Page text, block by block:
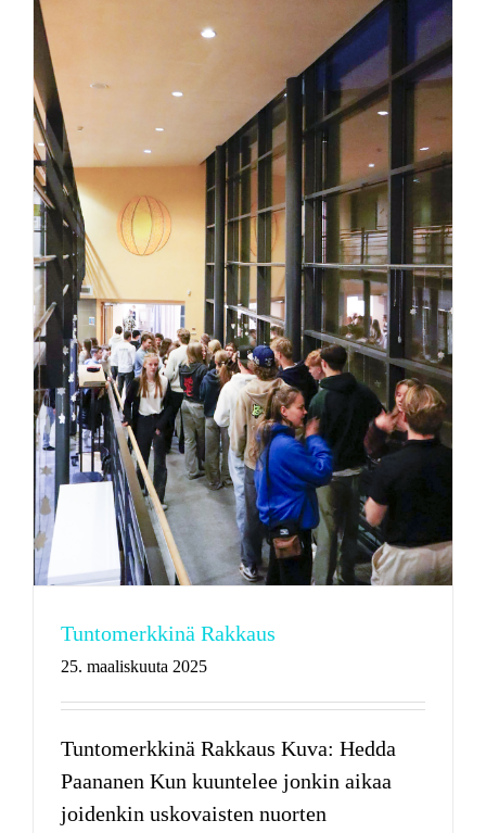
Tuntomerkkinä Rakkaus
25. maaliskuuta 2025
Tuntomerkkinä Rakkaus Kuva: Hedda
Paananen Kun kuuntelee jonkin aikaa
joidenkin uskovaisten nuorten